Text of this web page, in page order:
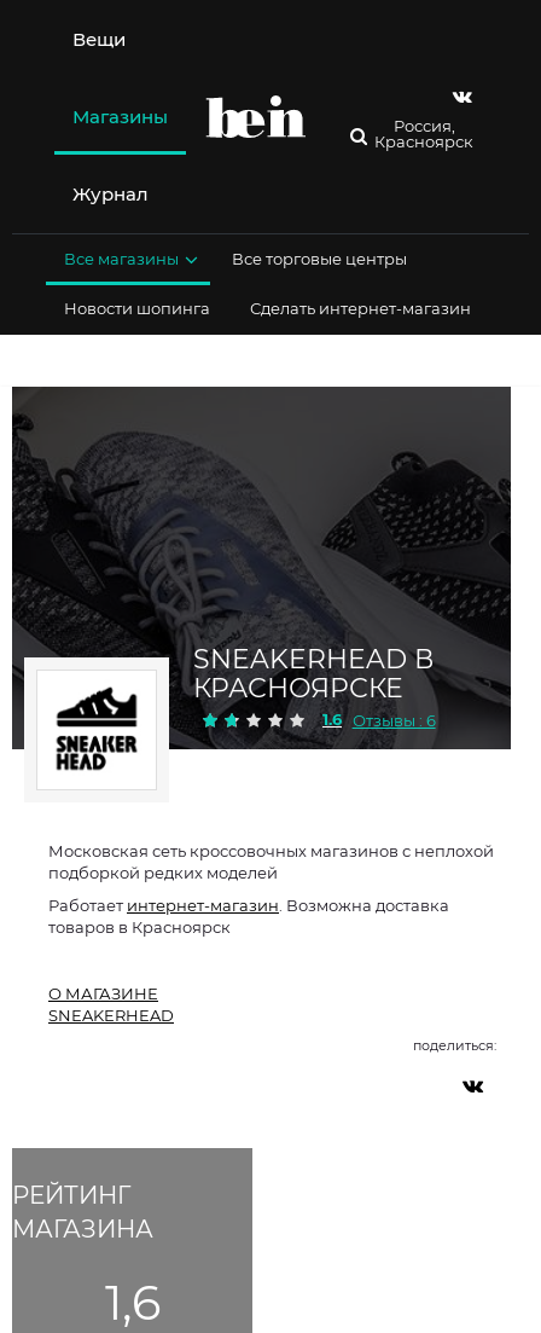
содержимому
Вещи
Магазины
Журнал
Россия,
Красноярск
Все магазины Все торговые центры
Новости шопинга Сделать интернет-магазин
SNEAKERHEAD В
КРАСНОЯРСКЕ
1.6 Отзывы : 6
РЕЙТИНГ
МАГАЗИНА
1,6
Московская сеть кроссовочных магазинов с неплохой
подборкой редких моделей
Работаетинтернет-магазин . Возможна доставка
товаров в Красноярск
О МАГАЗИНЕ
SNEAKERHEAD
поделиться: